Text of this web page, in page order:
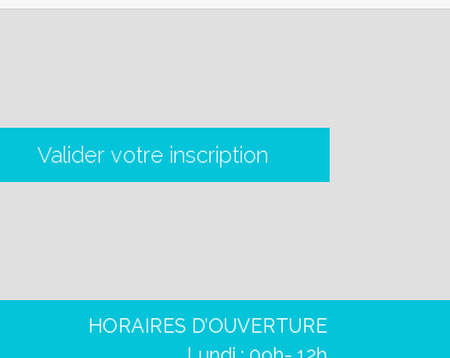
Valider votre inscription
HORAIRES D’OUVERTURE